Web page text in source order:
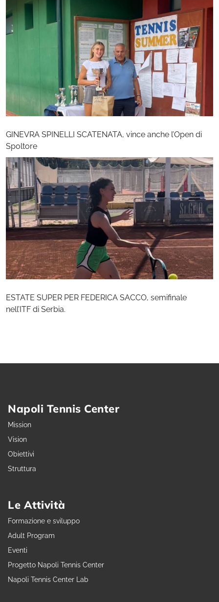
GINEVRA SPINELLI SCATENATA, vince anche l’Open di
Spoltore
ESTATE SUPER PER FEDERICA SACCO, semifinale
nell’ITF di Serbia.
Napoli Tennis Center
Mission
Vision
Obiettivi
Struttura
Le Attività
Formazione e sviluppo
Adult Program
Eventi
Progetto Napoli Tennis Center
Napoli Tennis Center Lab